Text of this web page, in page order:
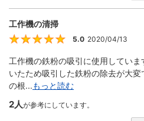
工作機の清掃
5
5.0 2020/04/13
工作機の鉄粉の吸引に使用してい
いたため吸引した鉄粉の除去が大
の根...もっと読む
2人が参考にしています。